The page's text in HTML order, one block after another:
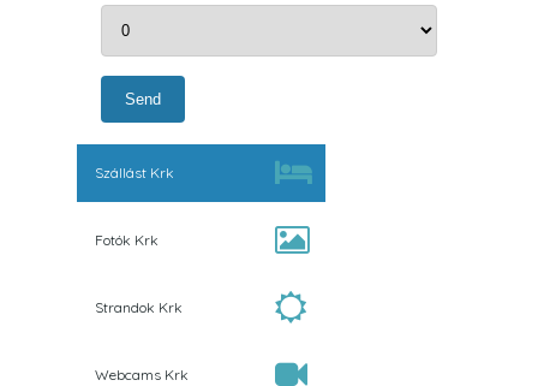
Szállást Krk
Fotók Krk
Strandok Krk
Webcams Krk